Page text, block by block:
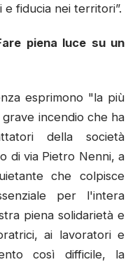
fiducia nei territori”.
piena luce su un
esprimono "la più
incendio che ha
della società
di via Pietro Nenni, a
che colpisce
per l'intera
piena solidarietà e
ai lavoratori e
così difficile, la